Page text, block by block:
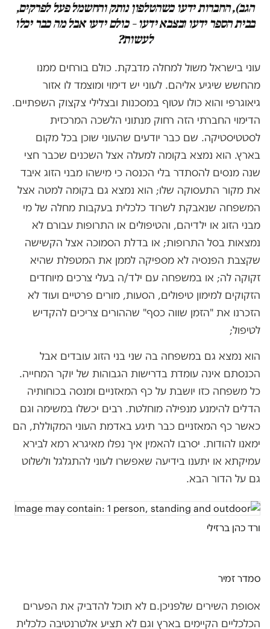
הגב), החברות ידעו כשהטלפון נותק והחשמל פעל לפרקים,
בבית הספר ידעו ובצבא ידעו – כולם ידעו אבל מה כבר יכלו
לעשות?
עוני בישראל משול למחלה מדבקת. כולם בורחים ממנו
מהחשש שיגיע אליהם. לעוני יש דימוי ומוצמד לו אזור
גיאוגרפי והוא כולו עטוף במסכנות ובצלילי צקצוק השפתיים.
הדימוי החברתי הזה רחוק מנתוני הלשכה המרכזית
לסטטיסטיקה. שם כבר יודעים שהעוני שוכן בכל מקום
בארץ. הוא נמצא בקומה למעלה אצל השכנים שכבר חצי
שנה מנסים להסתדר בלי הכנסה כי מישהו מבני הזוג איבד
את מקור התעסוקה שלו; הוא נמצא גם בקומה למטה אצל
המשפחה שנאבקת לשרוד כלכלית בעקבות מחלה של מי
מבני הזוג או ילדיהם, והטיפולים או התרופות עבורם לא
נמצאות בסל התרופות; או בדלת הסמוכה אצל הקשישה
שקצבת הפנסיה לא מספיקה לממן את המטפלת שהיא
זקוקה לה; או במשפחה עם ילד/ה בעלי צרכים מיוחדים
הזקוקים למימון טיפולים, הסעות, מורים פרטיים ועוד לא
הזכרנו את "הזמן שווה כסף" שההורים צריכים להקדיש
לטיפול;
הוא נמצא גם במשפחה בה שני בני הזוג עובדים אבל
הכנסתם אינה עומדת בדרישות הגבוהות של יוקר המחייה.
כל משפחה כזו יושבת על כף המאזניים ומנסה בכוחותיה
הדלים להימנע מנפילה מוחלטת. רבים יכשלו במשימה וגם
כאשר כף המאזניים כבר תיגע באדמת העוני המקוללת, הם
ימאנו להודות. יסרבו להאמין איך נפלו מאיגרא רמא לבירא
עמיקתא או יתענו בידיעה שאפשרו לעוני להתגלגל ולשלוט
גם על הדור הבא.
ורד כהן ברזילי
סמדר זמיר
אסופת השירים שלפניכן.ם לא תוכל להדביק את הפערים
הכלכליים הקיימים בארץ וגם לא תציע אלטרנטיבה כלכלית